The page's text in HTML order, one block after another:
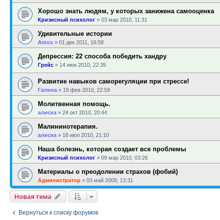
Хорошо знать людям, у которых занижена самооценка
Кризисный психолог » 03 мар 2010, 11:31
Удивительные истории
Amos » 01 дек 2011, 16:58
Депрессия: 22 способа победить хандру
Грейс » 14 июн 2010, 22:35
Развитие навыков саморегуляции при стрессе!
Галина » 19 фев 2010, 22:59
Молитвенная помощь.
алиска » 24 окт 2010, 20:44
Малининотерапия.
алиска » 18 июл 2010, 21:10
Наша болезнь, которая создает все проблемы
Кризисный психолог » 09 мар 2010, 03:26
Материалы о преодолении страхов (фобий)
Администратор » 03 май 2009, 13:31
Новая тема
Вернуться к списку форумов